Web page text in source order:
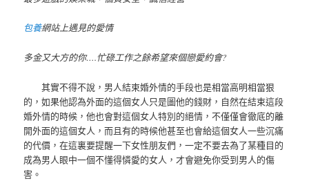
包養網站上遇見的愛情
多金又大方的你….忙碌工作之餘希望來個戀愛約會?
其實不得不說，男人結束婚外情的手段也是相當高明相當狠
的，如果他認為外面的這個女人只是圖他的錢財，自然在結束這段
婚外情的時候，他也會對這個女人特別的絕情，不僅僅會徹底的離
開外面的這個女人，而且有的時候他甚至也會給這個女人一些沉痛
的代價，在這裏要提醒一下女性朋友們，一定不要去為了某種目的
成為男人眼中一個不懂得憐愛的女人，才會避免你受到男人的傷
害。